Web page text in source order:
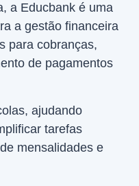
a Educbank é uma
a gestão financeira
para cobranças,
de pagamentos
ajudando
tarefas
mensalidades e